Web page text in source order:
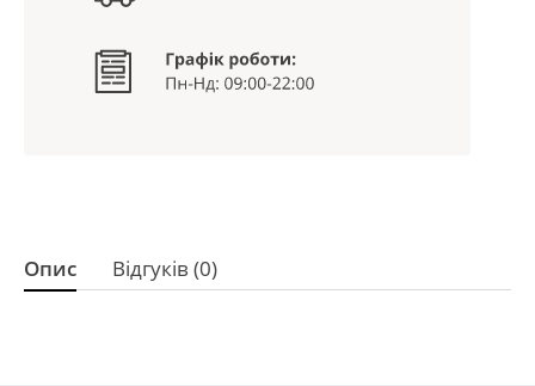
Опис Відгуків (0)